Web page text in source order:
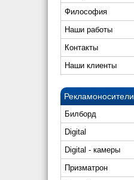
Философия
Наши работы
Контакты
Наши клиенты
Рекламоносители
Билборд
Digital
Digital - камеры
Призматрон